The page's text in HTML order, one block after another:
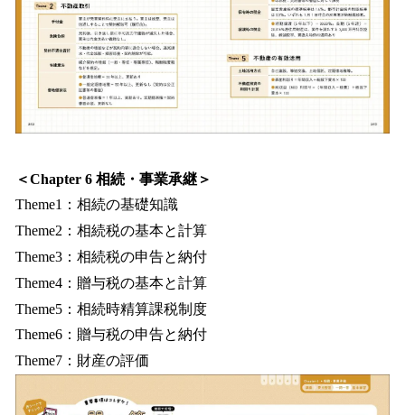
＜Chapter 6 相続・事業承継＞
Theme1：相続の基礎知識
Theme2：相続税の基本と計算
Theme3：相続税の申告と納付
Theme4：贈与税の基本と計算
Theme5：相続時精算課税制度
Theme6：贈与税の申告と納付
Theme7：財産の評価